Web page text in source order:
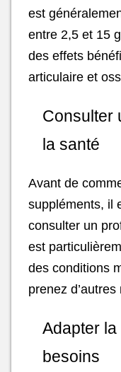
est
entre 2,5 et 15
des effets
articulaire et
Consulter
la santé
Avant de
suppléments, il
consulter un
est
des conditions
prenez
Adapter
besoins